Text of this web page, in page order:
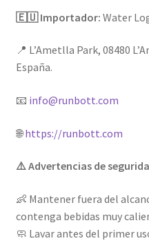
🇪🇺 Importador: Water
📍 L’Ametlla Park, 08480
España.
📧 info@runbott.com
🌐https://runbott.com
⚠️ Advertencias de
👶 Mantener fuera del
contenga bebidas muy
🧼 Lavar antes del primer